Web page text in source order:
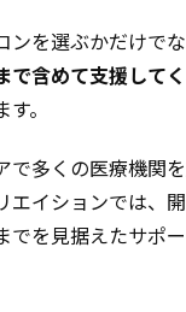
を選ぶかだけでな
で含めて支援して
。
で多くの医療機関
エイションでは、
でを見据えたサポ